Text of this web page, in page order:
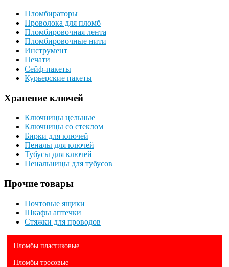
Пломбираторы
Проволока для пломб
Пломбировочная лента
Пломбировочные нити
Инструмент
Печати
Сейф-пакеты
Курьерские пакеты
Хранение ключей
Ключницы цельные
Ключницы со стеклом
Бирки для ключей
Пеналы для ключей
Тубусы для ключей
Пенальницы для тубусов
Прочие товары
Почтовые ящики
Шкафы аптечки
Стяжки для проводов
Пломбы пластиковые
Пломбы тросовые